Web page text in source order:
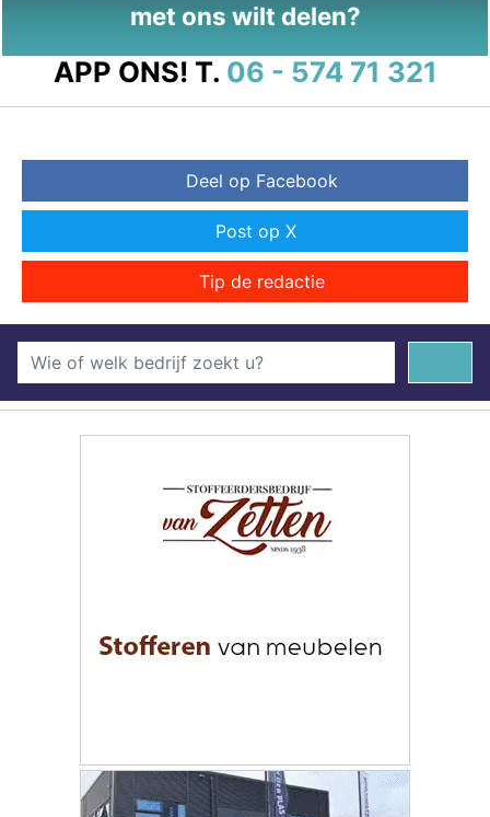
met ons wilt delen?
APP ONS! T. 06 - 574 71 321
Deel op Facebook
Post op X
Tip de redactie